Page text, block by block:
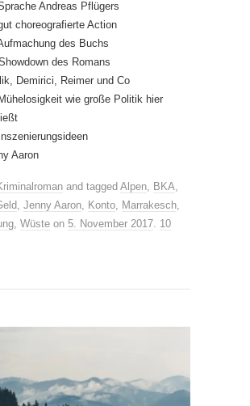
Andreas Pflügers
choreografierte Action
des Buchs
des Romans
Demirici, Reimer und Co
wie große Politik hier
Aaron
and tagged Alpen BKA
Jenny Aaron Konto Marrakesch
Wüste on 5. November 2017 10